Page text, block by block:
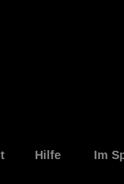
Hilfe Im